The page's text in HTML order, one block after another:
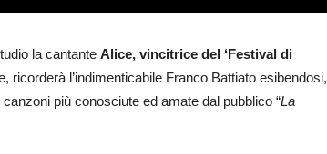
la cantante Alice, vincitrice del ‘Festival di
ricorderà l’indimenticabile Franco Battiato esibendosi,
più conosciute ed amate dal pubblico “La